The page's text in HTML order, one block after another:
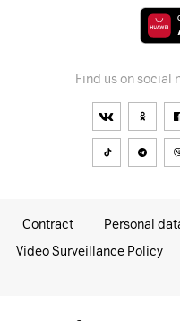
Find us on social
Contract Personal
Video Surveillance Policy